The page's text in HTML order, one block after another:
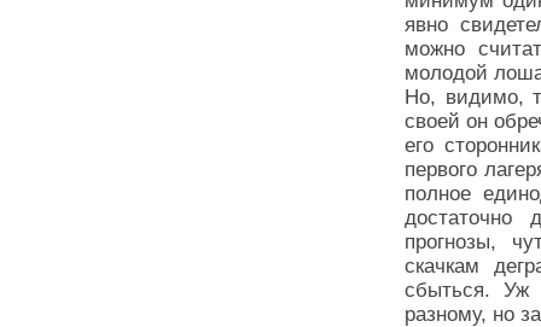
явно
можно
молодой
Но, видимо,
своей он
его
первого
полное
достаточно
прогнозы,
скачкам
сбыться. Уж
разному, но